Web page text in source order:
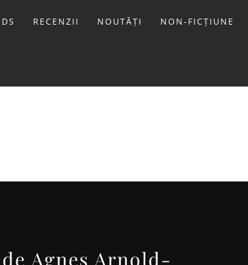
RECENZII NOUTĂȚI NON-FICȚIUNE
Agnes Arnold-